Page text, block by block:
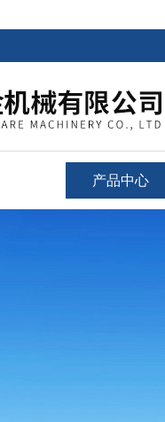
产品中心